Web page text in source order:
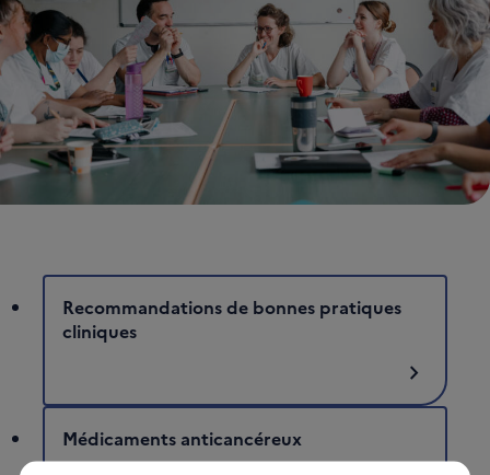
Recommandations de bonnes pratiques
cliniques
chevron_right
Médicaments anticancéreux